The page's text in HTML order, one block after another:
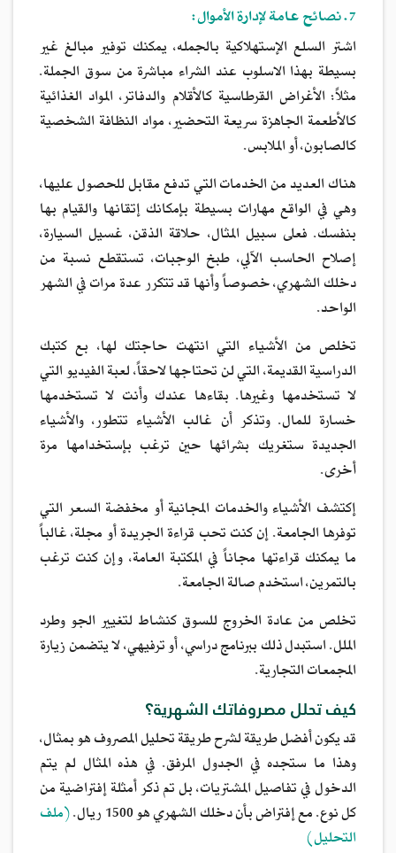
7. نصائح عامة لإدارة الأموال:
اشتر السلع الإستهلاكية بالجمله، يمكنك توفير مبالغ غير
بسيطة بهذا الاسلوب عند الشراء مباشرة من سوق الجملة.
مثلاً: الأغراض القرطاسية كالأقلام والدفاتر، المواد الغذائية
كالأطعمة الجاهزة سريعة التحضير، مواد النظافة الشخصية
كالصابون، أو الملابس.
هناك العديد من الخدمات التي تدفع مقابل للحصول عليها،
وهي في الواقع مهارات بسيطة بإمكانك إتقانها والقيام بها
بنفسك. فعلى سبيل المثال، حلاقة الذقن، غسيل السيارة،
إصلاح الحاسب الآلي، طبخ الوجبات، تستقطع نسبة من
دخلك الشهري، خصوصاً وأنها قد تتكرر عدة مرات في الشهر
الواحد.
تخلص من الأشياء التي انتهت حاجتك لها، بع كتبك
الدراسية القديمة، التي لن تحتاجها لاحقاً، لعبة الفيديو التي
لا تستخدمها وغيرها. بقاءها عندك وأنت لا تستخدمها
خسارة للمال. وتذكر أن غالب الأشياء تتطور، والأشياء
الجديدة ستغريك بشرائها حين ترغب بإستخدامها مرة
أخرى.
إكتشف الأشياء والخدمات المجانية أو مخفضة السعر التي
توفرها الجامعة. إن كنت تحب قراءة الجريدة أو مجلة، غالباً
ما يمكنك قراءتها مجاناً في المكتبة العامة، وإن كنت ترغب
بالتمرين، استخدم صالة الجامعة.
تخلص من عادة الخروج للسوق كنشاط لتغيير الجو وطرد
الملل. استبدل ذلك ببرنامج دراسي، أو ترفيهي، لا يتضمن زيارة
المجمعات التجارية.
كيف تحلل مصروفاتك الشهرية؟
قد يكون أفضل طريقة لشرح طريقة تحليل المصروف هو بمثال،
وهذا ما ستجده في الجدول المرفق. في هذه المثال لم يتم
الدخول في تفاصيل المشتريات، بل تم ذكر أمثلة إفتراضية من
كل نوع. مع إفتراض بأن دخلك الشهري هو 1500 ريال. (ملف
التحليل)